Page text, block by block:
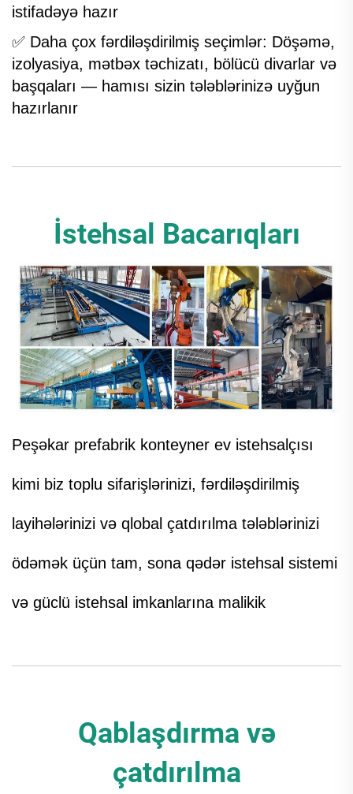
istifadəyə hazır
✅ Daha çox fərdiləşdirilmiş seçimlər: Döşəmə,
izolyasiya, mətbəx təchizatı, bölücü divarlar və
başqaları — hamısı sizin tələblərinizə uyğun
hazırlanır
İstehsal Bacarıqları
Peşəkar prefabrik konteyner ev istehsalçısı
kimi biz toplu sifarişlərinizi, fərdiləşdirilmiş
layihələrinizi və qlobal çatdırılma tələblərinizi
ödəmək üçün tam, sona qədər istehsal sistemi
və güclü istehsal imkanlarına malikik
Qablaşdırma və
çatdırılma